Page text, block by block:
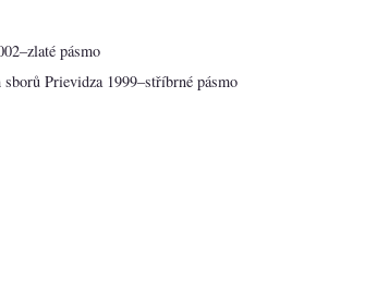
pásmo
Prievidza 1999–stříbrné pásmo